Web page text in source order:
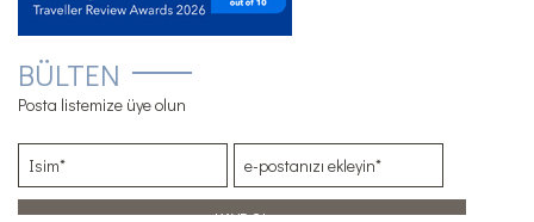
BÜLTEN
Posta listemize üye olun